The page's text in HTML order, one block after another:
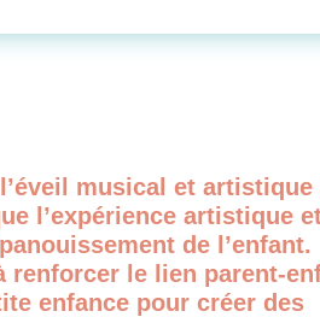
musical et artistique
l’expérience artistique
de l’enfant.
renforcer le lien parent-
enfance pour créer des